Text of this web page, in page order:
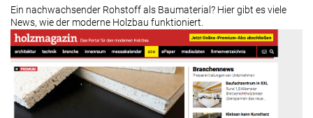
Ein nachwachsender Rohstoff als Baumaterial? Hier gibt es viele
News, wie der moderne Holzbau funktioniert.